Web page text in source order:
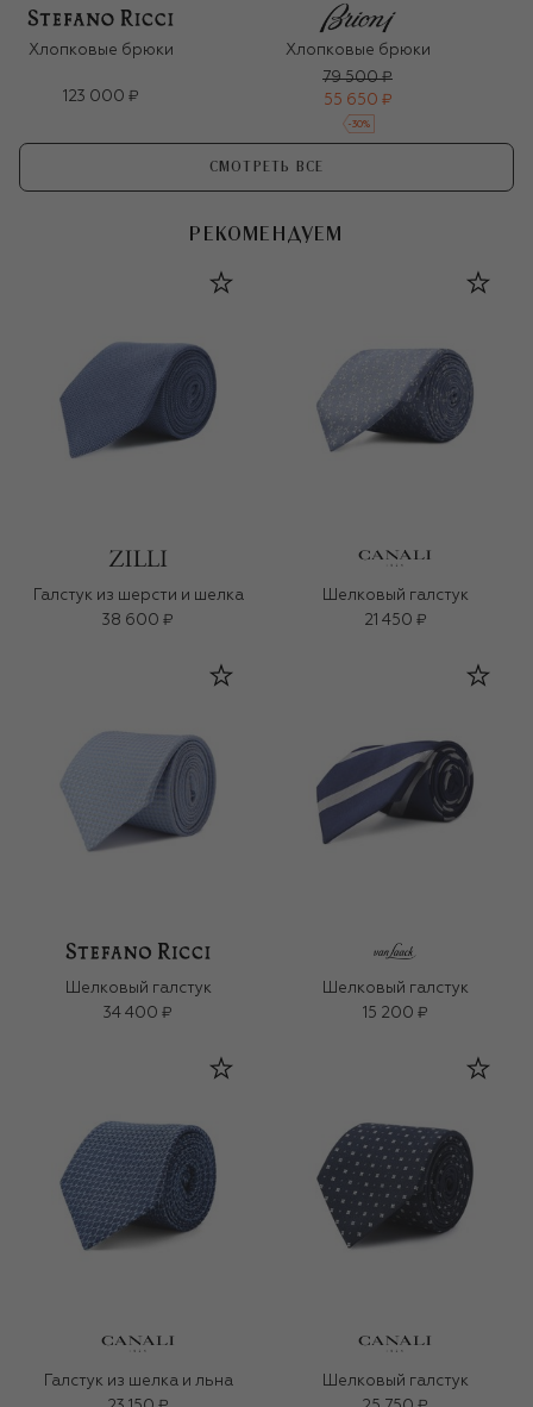
Хлопковые брюки
123 000 ₽
Хлопковые брюки
79 500 ₽
55 650 ₽
-30%
СМОТРЕТЬ ВСЕ
РЕКОМЕНДУЕМ
Галстук из шерсти и шелка
38 600 ₽
Шелковый галстук
21 450 ₽
Шелковый галстук
34 400 ₽
Шелковый галстук
15 200 ₽
Галстук из шелка и льна
Шелковый галстук